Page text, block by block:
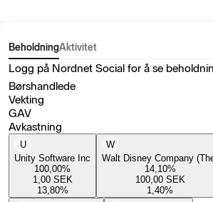
BeholdningAktivitet
Logg på Nordnet Social for å se
Børshandlede
Vekting
GAV
Avkastning
U
Unity Software Inc
100,00%
1,00 SEK
13,80%
W
Walt Disney Company
14,10%
100,00 SEK
1,40%